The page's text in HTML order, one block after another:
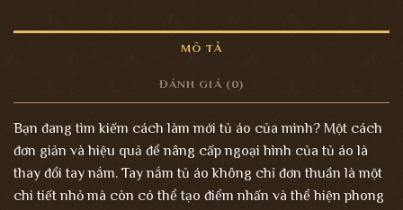
MÔ TẢ
ĐÁNH GIÁ (0)
Bạn đang tìm kiếm cách làm mới tủ áo của mình? Một cách
đơn giản và hiệu quả để nâng cấp ngoại hình của tủ áo là
thay đổi tay nắm. Tay nắm tủ áo không chỉ đơn thuần là một
chi tiết nhỏ mà còn có thể tạo điểm nhấn và thể hiện phong